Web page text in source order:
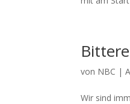
von NBC |
Wir sind